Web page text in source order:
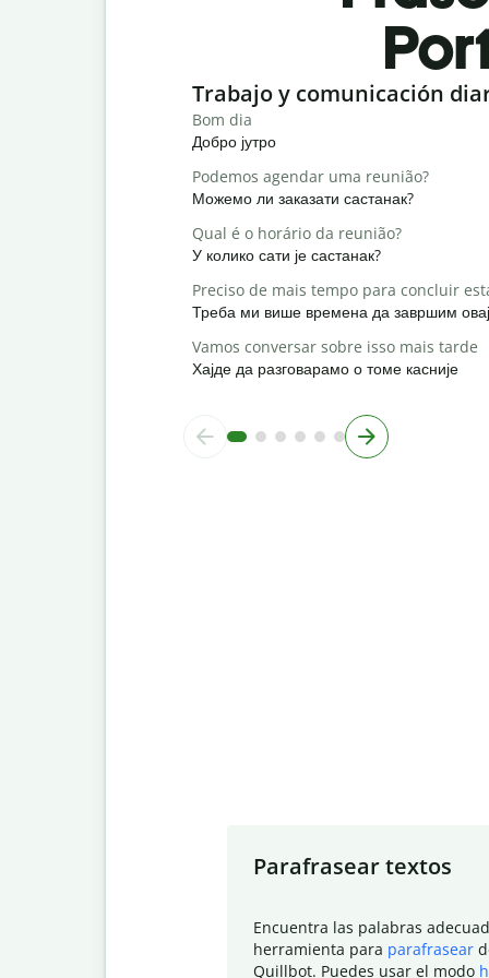
Slide 1 of 6
Trabajo y comunicación
Bom dia
Добро јутро
Podemos agendar uma reunião?
Можемо ли заказати састанак?
Qual é o horário da reunião?
У колико сати је састанак?
Preciso de mais tempo para concluir
Треба ми више времена да завршим
Vamos conversar sobre isso mais tarde
Хајде да разговарамо о томе касније
Parafrasear textos
Encuentra las palabras
herramienta para parafrasear
Quillbot. Puedes usar el modo